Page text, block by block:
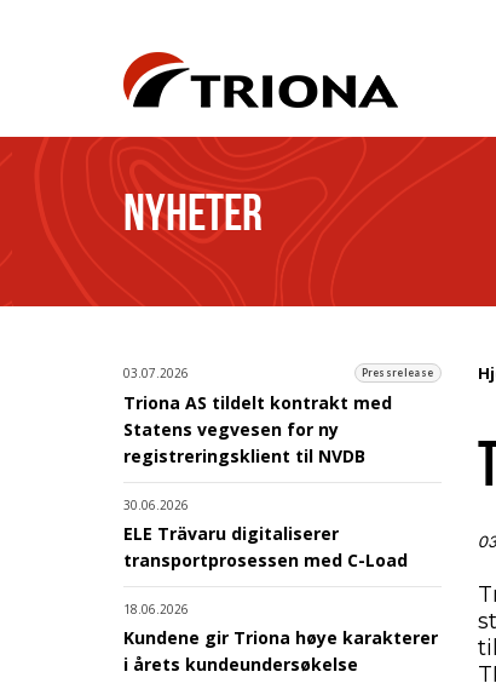
NYHETER
03.07.2026 Pressrelease
Triona AS tildelt kontrakt med
Statens vegvesen for ny
registreringsklient til NVDB
30.06.2026
ELE Trävaru digitaliserer
transportprosessen med C-Load
18.06.2026
Kundene gir Triona høye karakterer
i årets kundeundersøkelse